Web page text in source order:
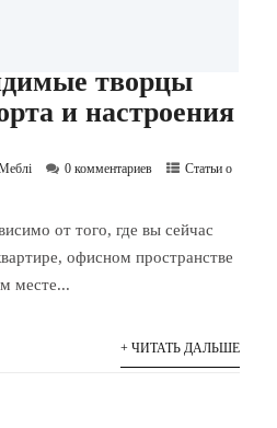
творцы
и настроения
0 комментариев
Статьи о
от того, где вы сейчас
офисном пространстве
месте...
+ ЧИТАТЬ ДАЛЬШЕ